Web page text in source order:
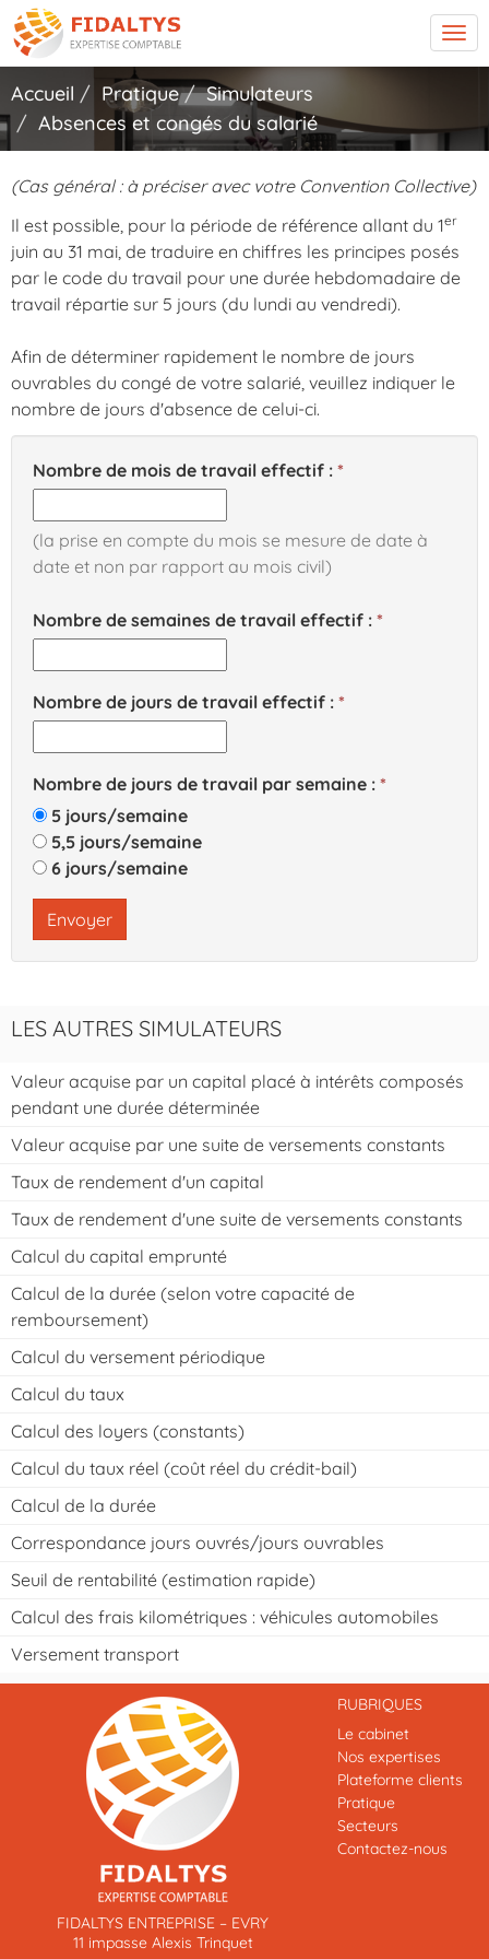
Accueil Pratique
Simulateurs
Absences et congés du salarié
(Cas général : à préciser avec votre Convention Collective)
Il est possible, pour la période de référence allant du 1er
juin au 31 mai, de traduire en chiffres les principes posés
par le code du travail pour une durée hebdomadaire de
travail répartie sur 5 jours (du lundi au vendredi).
Afin de déterminer rapidement le nombre de jours
ouvrables du congé de votre salarié, veuillez indiquer le
nombre de jours d'absence de celui-ci.
Nombre de mois de travail effectif :
(la prise en compte du mois se mesure de date à
date et non par rapport au mois civil)
Nombre de semaines de travail effectif :
Nombre de jours de travail effectif :
Nombre de jours de travail par semaine :
5 jours/semaine
5,5 jours/semaine
6 jours/semaine
Envoyer
LES AUTRES SIMULATEURS
Valeur acquise par un capital placé à intérêts composés
pendant une durée déterminée
Valeur acquise par une suite de versements constants
Taux de rendement d'un capital
Taux de rendement d'une suite de versements constants
Calcul du capital emprunté
Calcul de la durée (selon votre capacité de
remboursement)
Calcul du versement périodique
Calcul du taux
Calcul des loyers (constants)
Calcul du taux réel (coût réel du crédit-bail)
Calcul de la durée
Correspondance jours ouvrés/jours ouvrables
Seuil de rentabilité (estimation rapide)
Calcul des frais kilométriques : véhicules automobiles
Versement transport
FIDALTYS ENTREPRISE – EVRY
11 impasse Alexis Trinquet
Previous
RUBRIQUES
Le cabinet
Nos expertises
Plateforme clients
Pratique
Secteurs
Contactez-nous